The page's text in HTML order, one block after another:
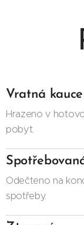
Vratná kauce
Hrazeno v
pobyt.
Odečteno na
spotřeby.